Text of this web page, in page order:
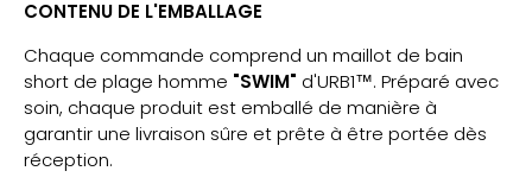
CONTENU DE L'EMBALLAGE
Chaque commande comprend un maillot de bain
short de plage homme "SWIM" d'URB1™. Préparé avec
soin, chaque produit est emballé de manière à
garantir une livraison sûre et prête à être portée dès
réception.